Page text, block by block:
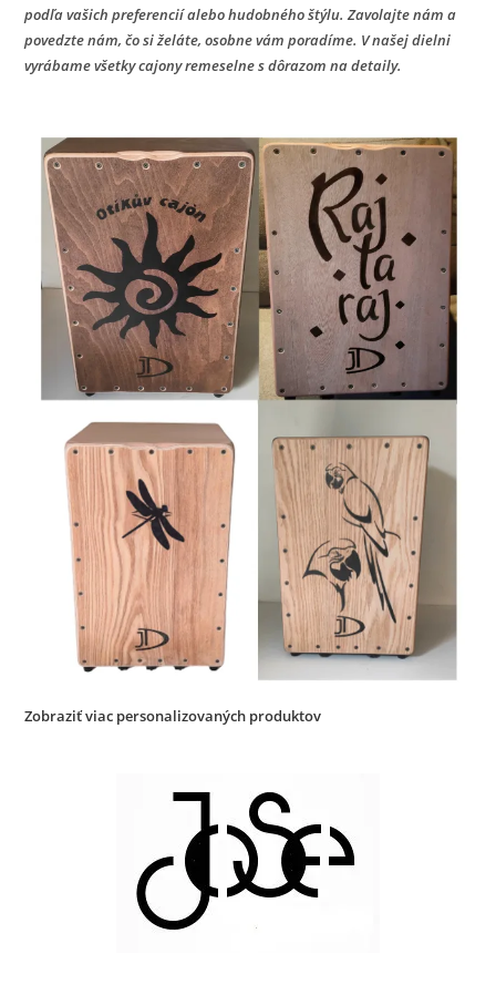
podľa vašich preferencií alebo hudobného štýlu. Zavolajte nám a
povedzte nám, čo si želáte, osobne vám poradíme. V našej dielni
vyrábame všetky cajony remeselne s dôrazom na detaily.
Zobraziť viac personalizovaných produktov